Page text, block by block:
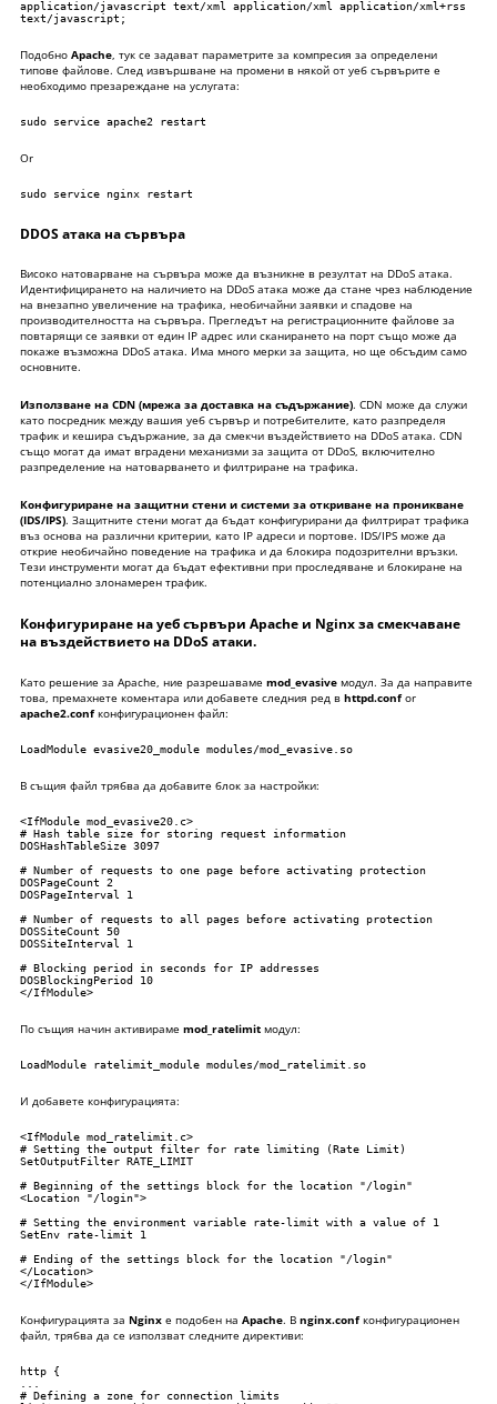
application/javascript text/xml application/xml application/xml+rss
text/javascript;
Подобно Apache, тук се задават параметрите за компресия за определени
типове файлове. След извършване на промени в някой от уеб сървърите е
необходимо презареждане на услугата:
sudo service apache2 restart
Or
sudo service nginx restart
DDOS атака на сървъра
Високо натоварване на сървъра може да възникне в резултат на DDoS атака.
Идентифицирането на наличието на DDoS атака може да стане чрез наблюдение
на внезапно увеличение на трафика, необичайни заявки и спадове на
производителността на сървъра. Прегледът на регистрационните файлове за
повтарящи се заявки от един IP адрес или сканирането на порт също може да
покаже възможна DDoS атака. Има много мерки за защита, но ще обсъдим само
основните.
Използване на CDN (мрежа за доставка на съдържание). CDN може да служи
като посредник между вашия уеб сървър и потребителите, като разпределя
трафик и кешира съдържание, за да смекчи въздействието на DDoS атака. CDN
също могат да имат вградени механизми за защита от DDoS, включително
разпределение на натоварването и филтриране на трафика.
Конфигуриране на защитни стени и системи за откриване на проникване
(IDS/IPS). Защитните стени могат да бъдат конфигурирани да филтрират трафика
въз основа на различни критерии, като IP адреси и портове. IDS/IPS може да
открие необичайно поведение на трафика и да блокира подозрителни връзки.
Тези инструменти могат да бъдат ефективни при проследяване и блокиране на
потенциално злонамерен трафик.
Конфигуриране на уеб сървъри Apache и Nginx за смекчаване
на въздействието на DDoS атаки.
Като решение за Apache, ние разрешаваме mod_evasive модул. За да направите
това, премахнете коментара или добавете следния ред в httpd.confor
apache2.confконфигурационен файл:
LoadModule evasive20_module modules/mod_evasive.so
В същия файл трябва да добавите блок за настройки:
<IfModule mod_evasive20.c>
# Hash table size for storing request information
DOSHashTableSize 3097
# Number of requests to one page before activating protection
DOSPageCount 2
DOSPageInterval 1
# Number of requests to all pages before activating protection
DOSSiteCount 50
DOSSiteInterval 1
# Blocking period in seconds for IP addresses
DOSBlockingPeriod 10
</IfModule>
По същия начин активираме mod_ratelimit модул:
LoadModule ratelimit_module modules/mod_ratelimit.so
И добавете конфигурацията:
<IfModule mod_ratelimit.c>
# Setting the output filter for rate limiting (Rate Limit)
SetOutputFilter RATE_LIMIT
# Beginning of the settings block for the location "/login"
<Location "/login">
# Setting the environment variable rate-limit with a value of 1
SetEnv rate-limit 1
# Ending of the settings block for the location "/login"
</Location>
</IfModule>
Конфигурацията за Nginx е подобен на Apache. В nginx.confконфигурационен
файл, трябва да се използват следните директиви:
http {
# Defining a zone for connection limits